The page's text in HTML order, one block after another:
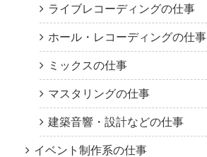
ライブレコーディングの仕事
ホール・レコーディングの仕事
ミックスの仕事
マスタリングの仕事
建築音響・設計などの仕事
イベント制作系の仕事